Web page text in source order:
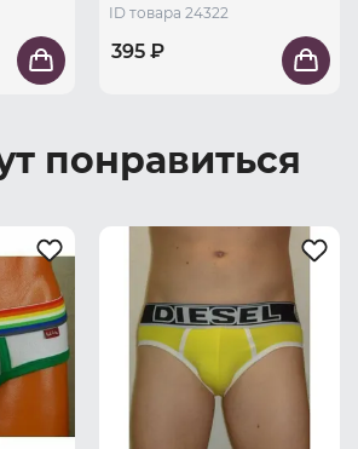
ID товара 24322
395 ₽
понравиться